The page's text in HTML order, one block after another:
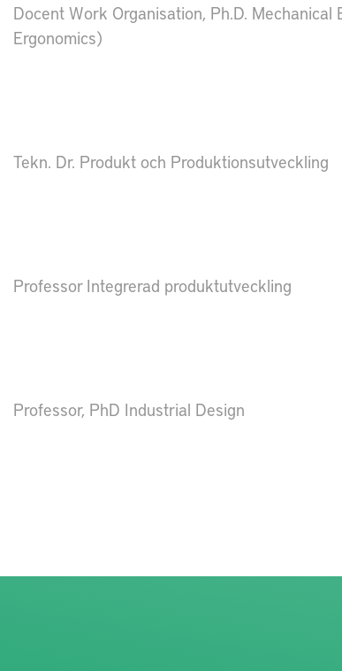
Docent Work Organisation, Ph.D. Mechanical
Ergonomics)
Tekn. Dr. Produkt och Produktionsutveckling
Professor Integrerad produktutveckling
Professor, PhD Industrial Design